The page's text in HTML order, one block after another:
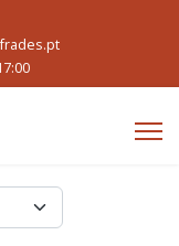
exibir